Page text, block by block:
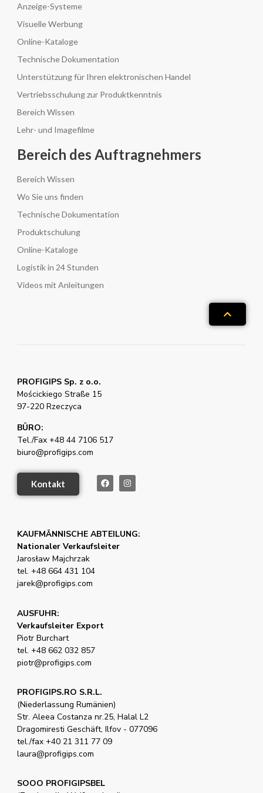
Anzeige-Systeme
Visuelle Werbung
Online-Kataloge
Technische Dokumentation
Unterstützung für Ihren elektronischen Handel
Vertriebsschulung zur Produktkenntnis
Bereich Wissen
Lehr- und Imagefilme
Bereich des Auftragnehmers
Bereich Wissen
Wo Sie uns finden
Technische Dokumentation
Produktschulung
Online-Kataloge
Logistik in 24 Stunden
Videos mit Anleitungen
PROFIGIPS Sp. z o.o.
Mościckiego Straße 15
97-220 Rzeczyca
BÜRO:
Tel./Fax +48 44 7106 517
biuro@profigips.com
Kontakt
KAUFMÄNNISCHE ABTEILUNG:
Nationaler Verkaufsleiter
Jarosław Majchrzak
tel. +48 664 431 104
jarek@profigips.com
AUSFUHR:
Verkaufsleiter Export
Piotr Burchart
tel. +48 662 032 857
piotr@profigips.com
PROFIGIPS.RO S.R.L.
(Niederlassung Rumänien)
Str. Aleea Costanza nr.25, Halal L2
Dragomiresti Geschäft, Ilfov - 077096
tel./fax +40 21 311 77 09
laura@profigips.com
SOOO PROFIGIPSBEL